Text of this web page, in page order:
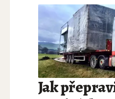
Jak